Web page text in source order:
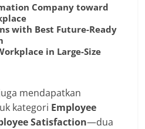
Company toward
with Best Future-Ready
in Large-Size
mendapatkan
kategori Employee
Satisfaction—dua